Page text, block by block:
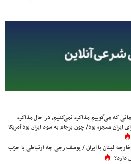
که می‌گوییم مذاکره نمی‌کنیم، در حال مذاکره
ایران معجزه بود/ چون برجام به سود ایران بود آمریکا
لبنان با ایران / یوسف رجی چه ارتباطی با حزب
دارد؟